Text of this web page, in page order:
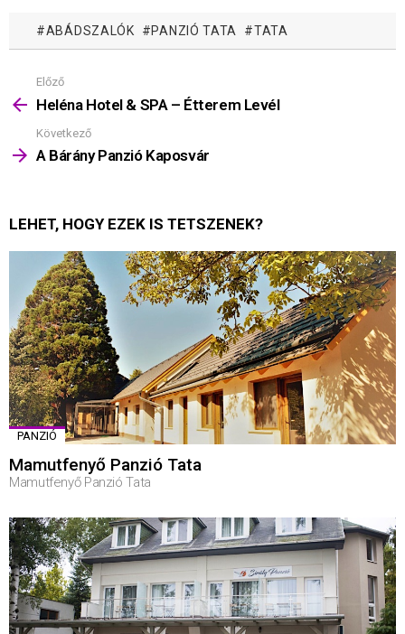
ABÁDSZALÓK PANZIÓ TATA TATA
Mutass
többet
Előző
Heléna Hotel & SPA – Étterem Levél
Következő
A Bárány Panzió Kaposvár
LEHET, HOGY EZEK IS TETSZENEK?
PANZIÓ
Mamutfenyő Panzió Tata
Mamutfenyő Panzió Tata